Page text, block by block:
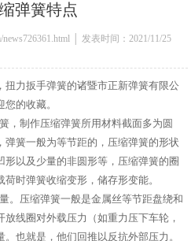
弹簧特点
│ 发表时间：2021/11/25
扭力扳手弹簧的诸暨市正新弹簧有限公
的收藏。
制作压缩弹簧所用材料截面多为圆
簧一般为等节距的，压缩弹簧的形状
以及少量的非圆形等，压缩弹簧的圈
时弹簧收缩变形，储存形变能。
压缩弹簧一般是金属丝等节距盘绕和
线圈对外载压力（如重力压下车轮，
也就是，他们回推以反抗外部压力。